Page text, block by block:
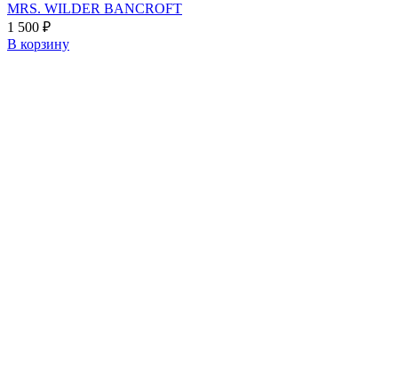
MRS. WILDER BANCROFT
1 500 ₽
В корзину